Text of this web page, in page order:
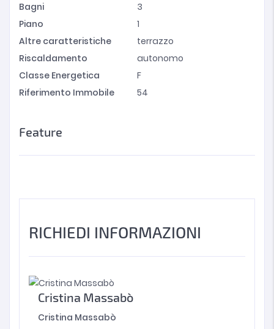
Bagni
3
Piano
1
Altre caratteristiche
terrazzo
Riscaldamento
autonomo
Classe Energetica
F
Riferimento Immobile
54
Feature
RICHIEDI INFORMAZIONI
Cristina Massabò
Cristina Massabò